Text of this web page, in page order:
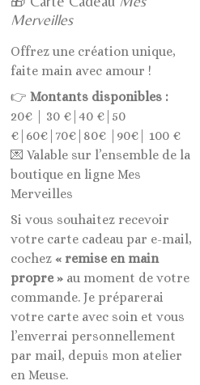
Merveilles
Offrez une création unique,
faite main avec amour !
👉 Montants disponibles :
20€ | 30 €|40 €|50
€|60€|70€|80€ |90€| 100 €
💌 Valable sur l’ensemble de la
boutique en ligne Mes
Merveilles
Si vous souhaitez recevoir
votre carte cadeau par e-mail,
cochez « remise en main
propre » au moment de votre
commande. Je préparerai
votre carte avec soin et vous
l’enverrai personnellement
par mail, depuis mon atelier
en Meuse.